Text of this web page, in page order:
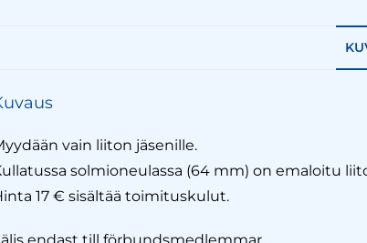
vain liiton jäsenille.
solmioneulassa (64 mm) on emaloitu
17 € sisältää toimituskulut.